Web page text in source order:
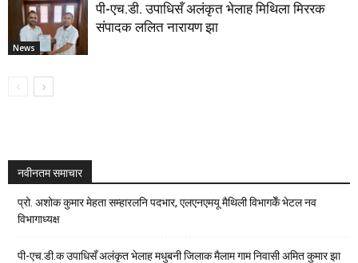
News
पी-एच.डी. उपाधिसँ अलंकृत भेलाह मिथिला मिररक
संपादक ललित नारायण झा
नवीनतम समाचार
प्रो. अशोक कुमार मेहता सम्हारलनि पदभार, एलएनएमयू मैथिली विभागकेँ भेटल नव
विभागाध्यक्ष
पी-एच.डी.क उपाधिसँ अलंकृत भेलाह मधुबनी जिलाक मैलाम गाम निवासी अमित कुमार झा